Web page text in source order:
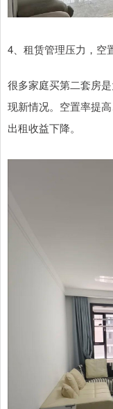
4、租赁管理压力，空
很多家庭买第二套房
现新情况。空置率提
出租收益下降。